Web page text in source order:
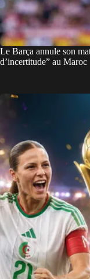
Le Barça annule son
d’incertitude” au Maroc